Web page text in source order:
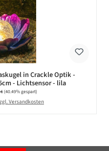
in Crackle Optik -
- Lichtsensor - lila
Preis:
(40.49% gespart)
Versandkosten